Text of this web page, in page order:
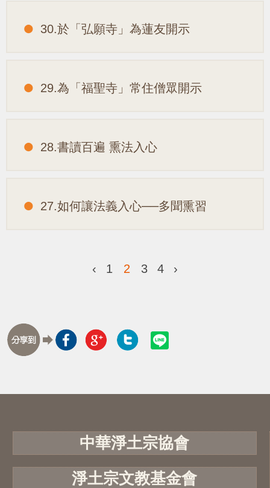
30.於「弘願寺」為蓮友開示
29.為「福聖寺」常住僧眾開示
28.書讀百遍 熏法入心
27.如何讓法義入心──多聞熏習
‹ 1 2 3 4 ›
中華淨土宗協會
淨土宗文教基金會